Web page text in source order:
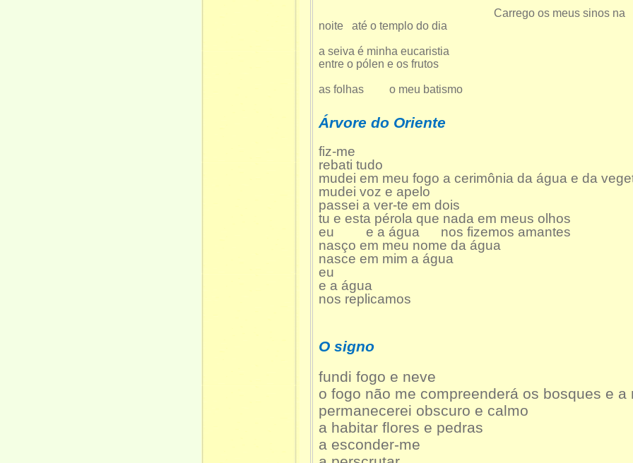
Carrego os meus sinos na
noite até o templo do dia
a seiva é minha eucaristia
entre o pólen e os frutos
as folhas o meu batismo
Árvore do Oriente
fiz-me
rebati tudo
mudei em meu fogo a cerimônia da água e da
mudei voz e apelo
passei a ver-te em dois
tu e esta pérola que nada em meus olhos
eu e a água nos fizemos amantes
nasço em meu nome da água
nasce em mim a água
eu
e a água
nos replicamos
O signo
fundi fogo e neve
o fogo não me compreenderá os bosques e a
permanecerei obscuro e calmo
a habitar flores e pedras
a esconder-me